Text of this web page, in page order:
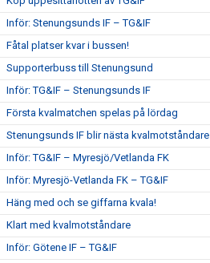
Inför: Stenungsunds IF – TG&IF
Fåtal platser kvar i bussen!
Supporterbuss till Stenungsund
Inför: TG&IF – Stenungsunds IF
Första kvalmatchen spelas på lördag
Stenungsunds IF blir nästa kvalmotståndare
Inför: TG&IF – Myresjö/Vetlanda FK
Inför: Myresjö-Vetlanda FK – TG&IF
Häng med och se giffarna kvala!
Klart med kvalmotståndare
Inför: Götene IF – TG&IF